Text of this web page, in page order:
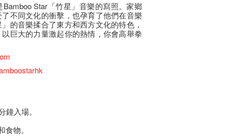
Star「竹星」音樂的寫照。家鄉
不同文化的衝擊，也孕育了他們在音樂
的音樂揉合了東方和西方文化的特色，
巨大的力量激起你的熱情，你會高舉拳
鐘入場。
物。